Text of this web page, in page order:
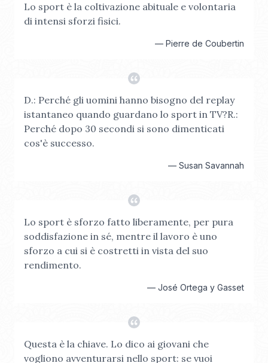
Lo sport è la coltivazione abituale e volontaria
di intensi sforzi fisici.
— Pierre de Coubertin
D.: Perché gli uomini hanno bisogno del replay
istantaneo quando guardano lo sport in TV?R.:
Perché dopo 30 secondi si sono dimenticati
cos'è successo.
— Susan Savannah
Lo sport è sforzo fatto liberamente, per pura
soddisfazione in sé, mentre il lavoro è uno
sforzo a cui si è costretti in vista del suo
rendimento.
— José Ortega y Gasset
Questa è la chiave. Lo dico ai giovani che
vogliono avventurarsi nello sport: se vuoi